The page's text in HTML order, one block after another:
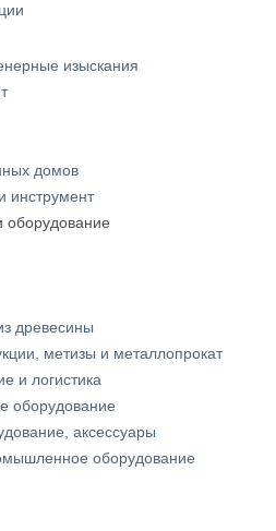
изыскания
домов
инструмент
древесины
метизы и металлопрокат
и логистика
оборудование
аксессуары
оборудование